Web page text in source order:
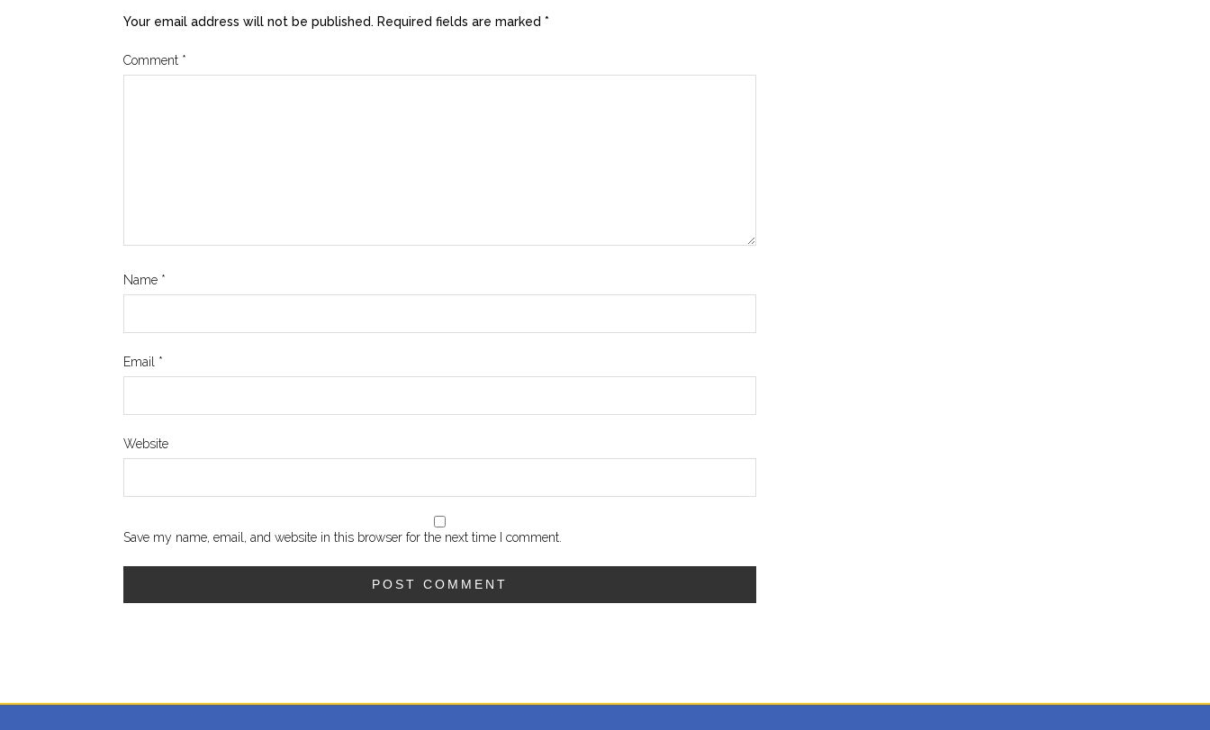
Your email address will not be published. Required fields are marked *
Comment *
Name *
Email *
Website
Save my name, email, and website in this browser for the next time I comment.